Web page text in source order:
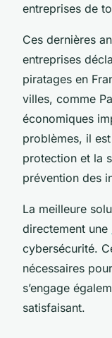
entreprises de
Ces dernières
entreprises
piratages en
villes, comme
économiques
problèmes, il
protection et la
prévention des
La meilleure
directement une
cybersécurité.
nécessaires
s’engage
satisfaisant.